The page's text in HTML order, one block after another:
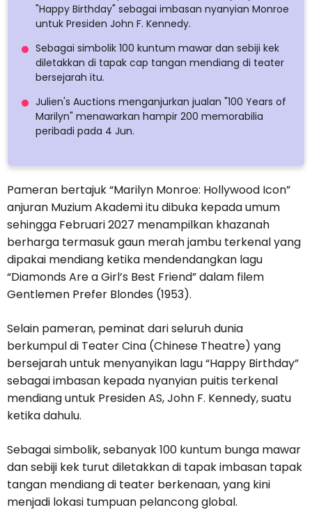
"Happy Birthday" sebagai imbasan nyanyian Monroe
untuk Presiden John F. Kennedy.
Sebagai simbolik 100 kuntum mawar dan sebiji kek
diletakkan di tapak cap tangan mendiang di teater
bersejarah itu.
Julien's Auctions menganjurkan jualan "100 Years of
Marilyn" menawarkan hampir 200 memorabilia
peribadi pada 4 Jun.
Pameran bertajuk “Marilyn Monroe: Hollywood Icon”
anjuran Muzium Akademi itu dibuka kepada umum
sehingga Februari 2027 menampilkan khazanah
berharga termasuk gaun merah jambu terkenal yang
dipakai mendiang ketika mendendangkan lagu
“Diamonds Are a Girl’s Best Friend” dalam filem
Gentlemen Prefer Blondes (1953).
Selain pameran, peminat dari seluruh dunia
berkumpul di Teater Cina (Chinese Theatre) yang
bersejarah untuk menyanyikan lagu “Happy Birthday”
sebagai imbasan kepada nyanyian puitis terkenal
mendiang untuk Presiden AS, John F. Kennedy, suatu
ketika dahulu.
Sebagai simbolik, sebanyak 100 kuntum bunga mawar
dan sebiji kek turut diletakkan di tapak imbasan tapak
tangan mendiang di teater berkenaan, yang kini
menjadi lokasi tumpuan pelancong global.